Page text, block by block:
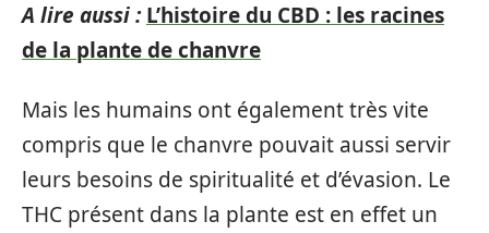
A lire aussi : L’histoire du CBD : les racines
de la plante de chanvre
Mais les humains ont également très vite
compris que le chanvre pouvait aussi servir
leurs besoins de spiritualité et d’évasion. Le
THC présent dans la plante est en effet un